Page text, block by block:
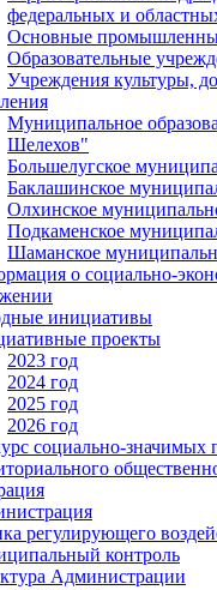
федеральных и
Основные
Образовательные
Учреждения культуры,
Муниципальное
Шелехов"
Большелугское
Баклашинское
Олхинское
Подкаменское
Шаманское
о социально-
инициативы
проекты
2023 год
2024 год
2025 год
2026 год
социально-значимых
регулирующего
контроль
Администрации